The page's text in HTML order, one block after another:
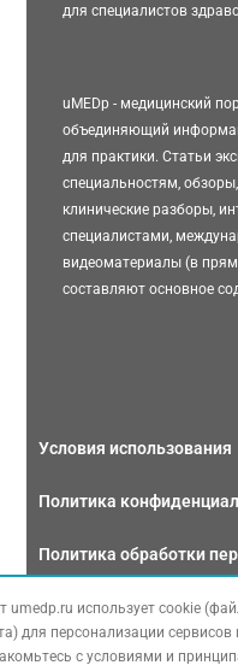
для специалистов
uMEDp - медицинский
объединяющий
для практики. Статьи
специальностям,
клинические разборы,
специалистами,
видеоматериалы (в
составляют основное
Условия использования
Политика
Политика обработки
Связаться с нами
umedp.ru использует cookie
для персонализации сервисов
с условиями и